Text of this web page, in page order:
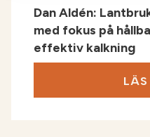
Dan Aldén:
med fokus på
effektiv kalkning
LÄS